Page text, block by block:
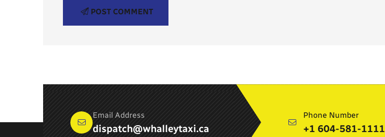
POST COMMENT
Email Address
dispatch@whalleytaxi.ca
Phone Number
+1 604-581-1111